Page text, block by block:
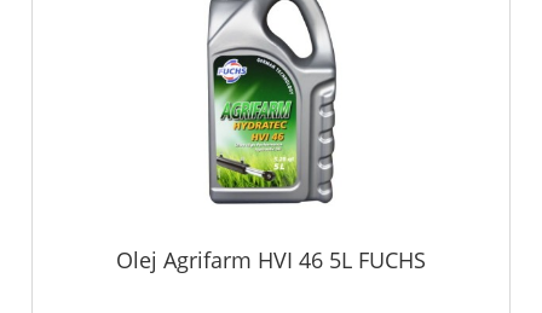
Olej Agrifarm HVI 46 5L FUCHS